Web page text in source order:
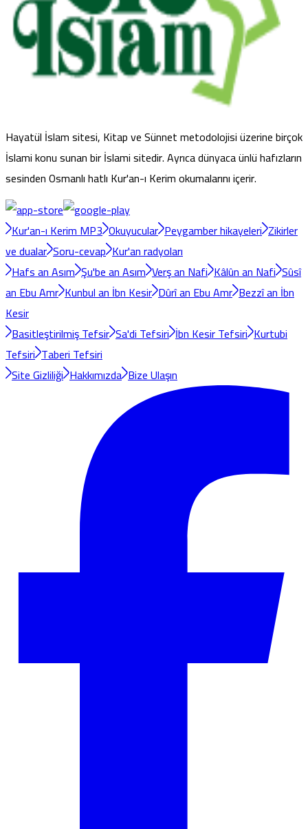
Hayatül İslam sitesi, Kitap ve Sünnet metodolojisi üzerine birçok
İslami konu sunan bir İslami sitedir. Ayrıca dünyaca ünlü hafızların
sesinden Osmanlı hatlı Kur'an-ı Kerim okumalarını içerir.
Kur'an-ı Kerim MP3 Okuyucular Peygamber hikayeleri Zikirler
ve dualar Soru-cevap Kur'an radyoları
Hafs an Asım Şu'be an Asım Verş an Nafi Kâlûn an Nafi Sûsî
an Ebu Amr Kunbul an İbn Kesir Dûrî an Ebu Amr Bezzî an İbn
Kesir
Basitleştirilmiş Tefsir Sa'di Tefsiri İbn Kesir Tefsiri Kurtubi
Tefsiri Taberi Tefsiri
Site Gizliliği Hakkımızda Bize Ulaşın